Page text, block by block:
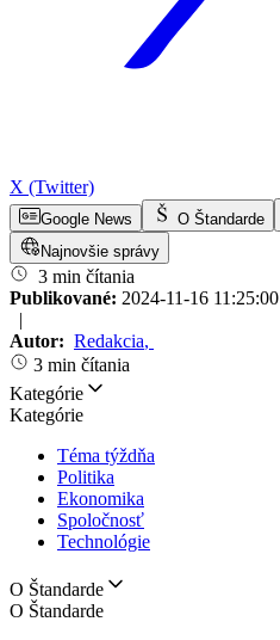
X (Twitter)
Google News O Štandarde
Najnovšie správy
3 min čítania
Publikované: 2024-11-16 11:25:00
|
Autor: Redakcia,
3 min čítania
Kategórie
Kategórie
Téma týždňa
Politika
Ekonomika
Spoločnosť
Technológie
O Štandarde
O Štandarde